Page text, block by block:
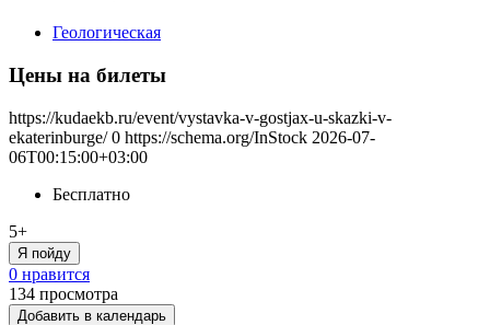
Геологическая
Цены на билеты
https://kudaekb.ru/event/vystavka-v-gostjax-u-skazki-v-
ekaterinburge/ 0 https://schema.org/InStock 2026-07-
06T00:15:00+03:00
Бесплатно
5+
Я пойду
0 нравится
134 просмотра
Добавить в календарь